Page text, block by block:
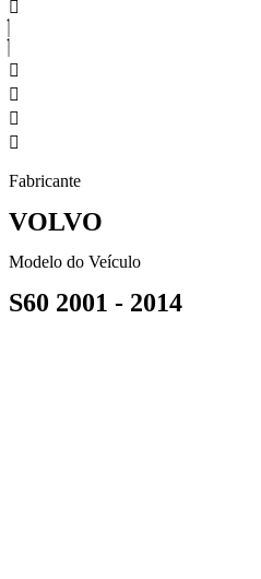
Fabricante
VOLVO
Modelo do Veículo
S60 2001 - 2014